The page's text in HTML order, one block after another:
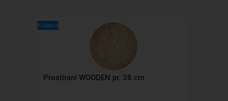
Kolekce
Prostírání WOODEN pr. 38 cm